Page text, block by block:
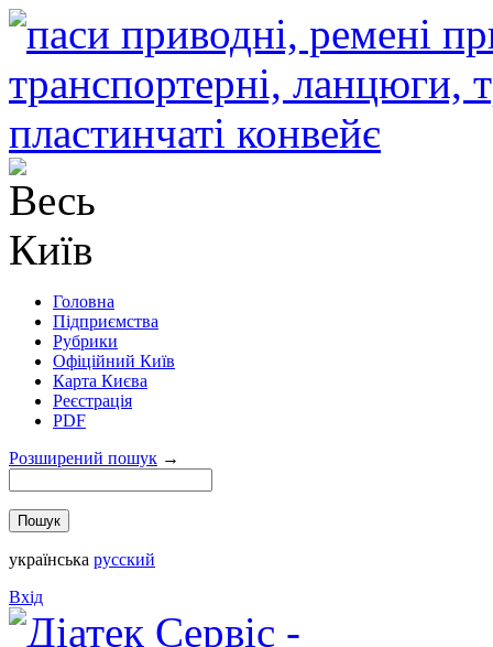
Головна
Підприємства
Рубрики
Офіційний Київ
Карта Києва
Реєстрація
PDF
Розширений пошук →
українська русский
Вхід